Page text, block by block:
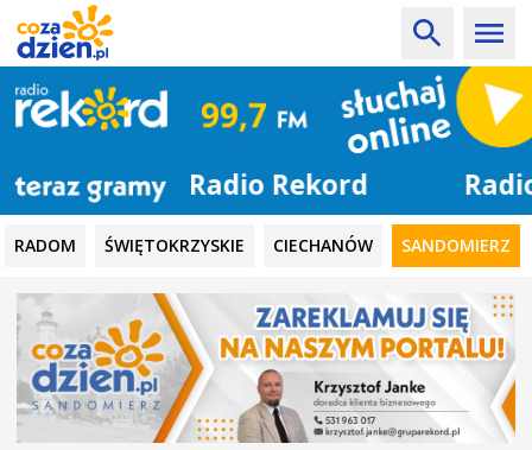
Radio Rekord
RADOM ŚWIĘTOKRZYSKIE CIECHANÓW SANDOMIERZ